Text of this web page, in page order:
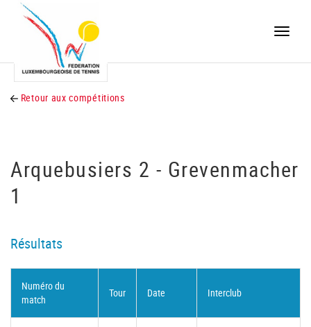
Toggle
Retour aux compétitions
Arquebusiers 2 - Grevenmacher
1
Résultats
Numéro du
match
Tour Date Interclub